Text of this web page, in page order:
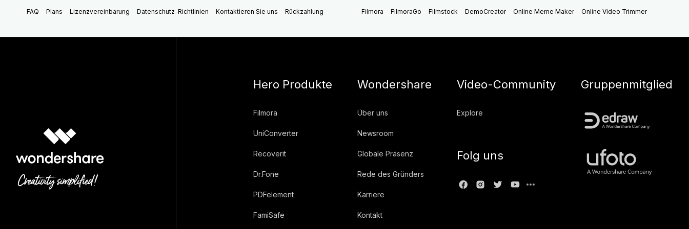
FAQ Plans Lizenzvereinbarung Datenschutz-Richtlinien Kontaktieren Sie uns Rückzahlung Filmora FilmoraGo Filmstock DemoCreator Online Meme Maker Online Video Trimmer
Hero Produkte
Filmora
UniConverter
Recoverit
Dr.Fone
PDFelement
FamiSafe
Wondershare
Über uns
Newsroom
Globale Präsenz
Rede des Gründers
Karriere
Kontakt
Video-Community
Explore
Folg uns
Gruppenmitglied